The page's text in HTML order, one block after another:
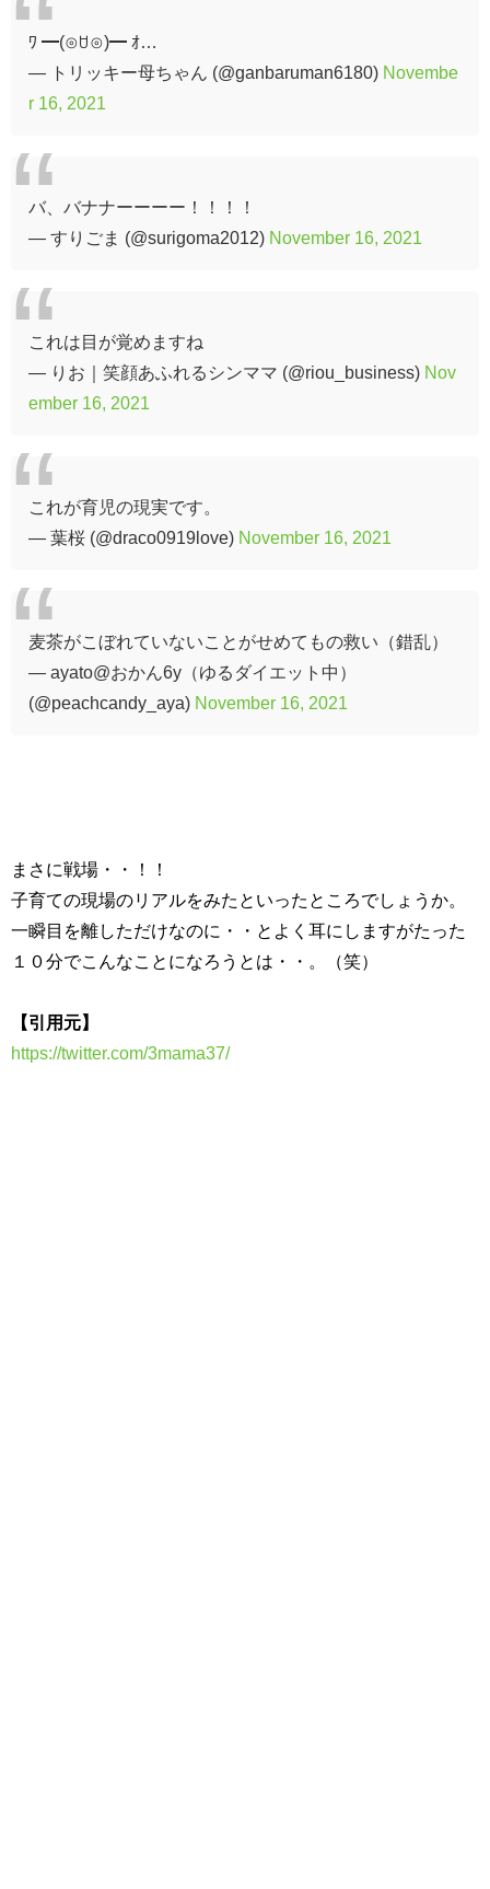
ﾜ ━(⊙ꇴ⊙)━ ｵ…
— トリッキー母ちゃん (@ganbaruman6180) Novembe
r 16, 2021
バ、バナナーーーー！！！！
— すりごま (@surigoma2012) November 16, 2021
これは目が覚めますね
— りお｜笑顔あふれるシンママ (@riou_business) Nov
ember 16, 2021
これが育児の現実です。
— 葉桜 (@draco0919love) November 16, 2021
麦茶がこぼれていないことがせめてもの救い（錯乱）
— ayato@おかん6y（ゆるダイエット中）
(@peachcandy_aya) November 16, 2021
まさに戦場・・！！
子育ての現場のリアルをみたといったところでしょうか。
一瞬目を離しただけなのに・・とよく耳にしますがたった
１０分でこんなことになろうとは・・。（笑）
【引用元】
https://twitter.com/3mama37/